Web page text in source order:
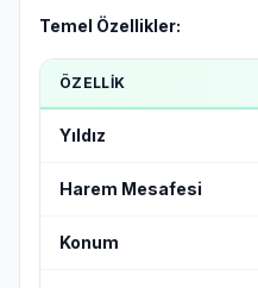
Temel Özellikler:
ÖZELLIK
Yıldız
Harem Mesafesi
Konum